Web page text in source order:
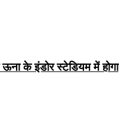
के इंडोर स्टेडियम में होगा